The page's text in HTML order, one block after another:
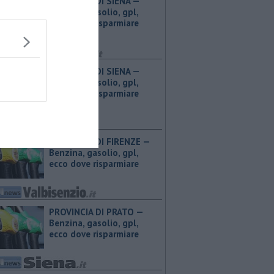
Benzina, gasolio, gpl,
ecco dove risparmiare
PROVINCIA DI SIENA — ​
Benzina, gasolio, gpl,
ecco dove risparmiare
PROVINCIA DI FIRENZE — ​
Benzina, gasolio, gpl,
ecco dove risparmiare
PROVINCIA DI PRATO — ​
Benzina, gasolio, gpl,
ecco dove risparmiare